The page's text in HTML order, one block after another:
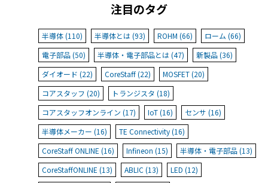
注目のタグ
半導体 (110) 半導体とは (93) ROHM (66)
ローム (66)
電子部品 (50)
半導体・電子部品とは (47)
新製品 (36)
ダイオード (22)
CoreStaff (22)
MOSFET (20)
コアスタッフ (20)
トランジスタ (18)
コアスタッフオンライン (17)
IoT (16)
センサ (16)
半導体メーカー (16)
TE Connectivity (16)
CoreStaff ONLINE (16)
Infineon (15)
半導体・電子部品 (13)
CoreStaffONLINE (13)
ABLIC (13)
LED (12)